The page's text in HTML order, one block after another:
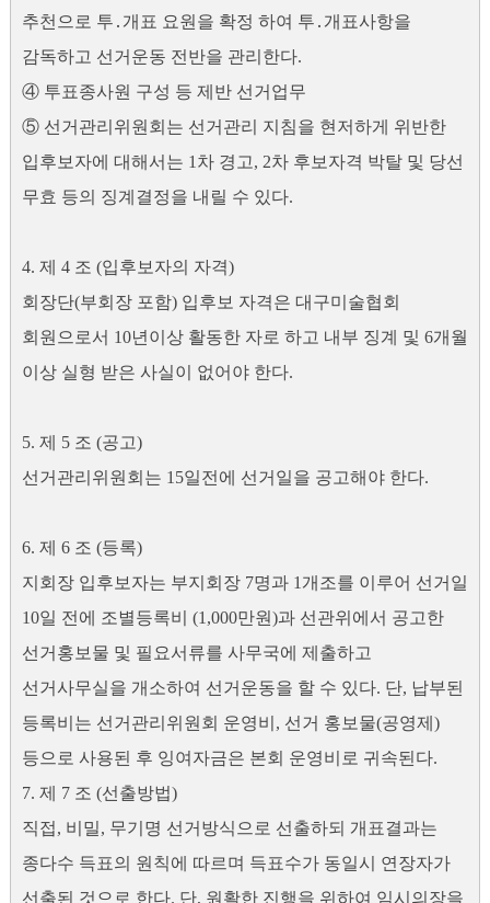
추천으로 투․개표 요원을 확정 하여 투․개표사항을
감독하고 선거운동 전반을 관리한다.
④ 투표종사원 구성 등 제반 선거업무
⑤ 선거관리위원회는 선거관리 지침을 현저하게 위반한
입후보자에 대해서는 1차 경고, 2차 후보자격 박탈 및 당선
무효 등의 징계결정을 내릴 수 있다.
4. 제 4 조 (입후보자의 자격)
회장단(부회장 포함) 입후보 자격은 대구미술협회
회원으로서 10년이상 활동한 자로 하고 내부 징계 및 6개월
이상 실형 받은 사실이 없어야 한다.
5. 제 5 조 (공고)
선거관리위원회는 15일전에 선거일을 공고해야 한다.
6. 제 6 조 (등록)
지회장 입후보자는 부지회장 7명과 1개조를 이루어 선거일
10일 전에 조별등록비 (1,000만원)과 선관위에서 공고한
선거홍보물 및 필요서류를 사무국에 제출하고
선거사무실을 개소하여 선거운동을 할 수 있다. 단, 납부된
등록비는 선거관리위원회 운영비, 선거 홍보물(공영제)
등으로 사용된 후 잉여자금은 본회 운영비로 귀속된다.
7. 제 7 조 (선출방법)
직접, 비밀, 무기명 선거방식으로 선출하되 개표결과는
종다수 득표의 원칙에 따르며 득표수가 동일시 연장자가
선출된 것으로 한다. 단, 원활한 진행을 위하여 임시의장을